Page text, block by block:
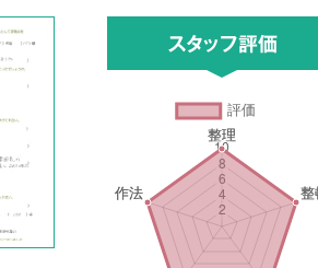
スタッフ評価